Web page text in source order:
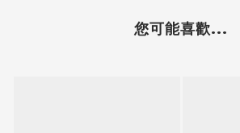
您可能喜歡...